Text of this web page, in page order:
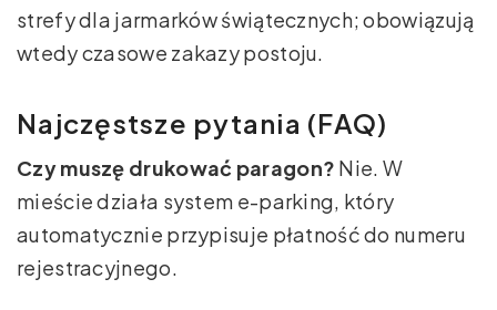
strefy dla jarmarków świątecznych; obowiązują
wtedy czasowe zakazy postoju.
Najczęstsze pytania (FAQ)
Czy muszę drukować paragon? Nie. W
mieście działa system e-parking, który
automatycznie przypisuje płatność do numeru
rejestracyjnego.